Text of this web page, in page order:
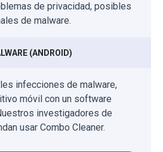
de privacidad, posibles
de malware.
(ANDROID)
infecciones de malware,
móvil con un software
investigadores de
usar Combo Cleaner.